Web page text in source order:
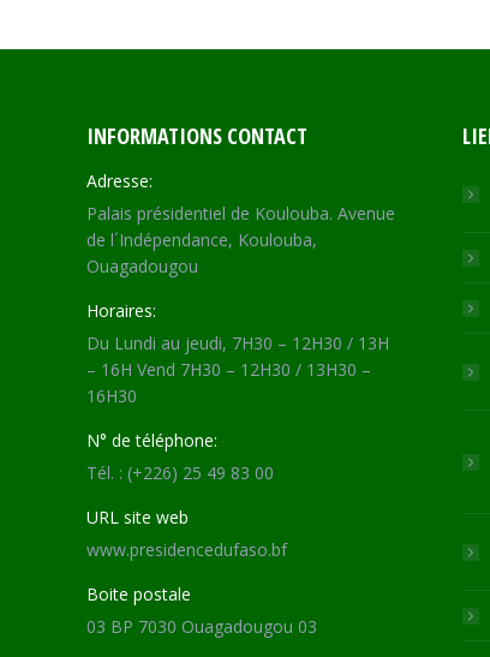
INFORMATIONS CONTACT
Adresse:
Palais présidentiel de Koulouba. Avenue
de l´Indépendance, Koulouba,
Ouagadougou
Horaires:
Du Lundi au jeudi, 7H30 – 12H30 / 13H
– 16H Vend 7H30 – 12H30 / 13H30 –
16H30
N° de téléphone:
Tél. : (+226) 25 49 83 00
URL site web
www.presidencedufaso.bf
Boite postale
03 BP 7030 Ouagadougou 03